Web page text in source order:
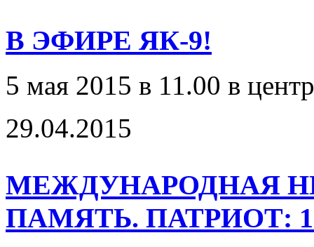
В ЭФИРЕ ЯК-9!
5 мая 2015 в 11.00 в
29.04.2015
МЕЖДУНАРОДНАЯ
ПАМЯТЬ. ПАТРИОТ: